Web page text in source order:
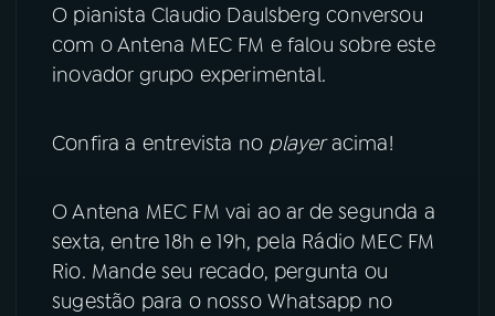
YouTube Facebook
Instagram X
TikTok
O pianista Claudio Daulsberg conversou
com o Antena MEC FM e falou sobre este
inovador grupo experimental.
Confira a entrevista no playeracima!
O Antena MEC FM vai ao ar de segunda a
sexta, entre 18h e 19h, pela Rádio MEC FM
Rio. Mande seu recado, pergunta ou
sugestão para o nosso Whatsapp no